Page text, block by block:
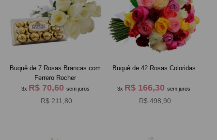
Buquê de 7 Rosas Brancas com
Ferrero Rocher
3x R$ 70,60 sem juros
R$ 211,80
Buquê de 42 Rosas Coloridas
3x R$ 166,30sem juros
R$ 498,90